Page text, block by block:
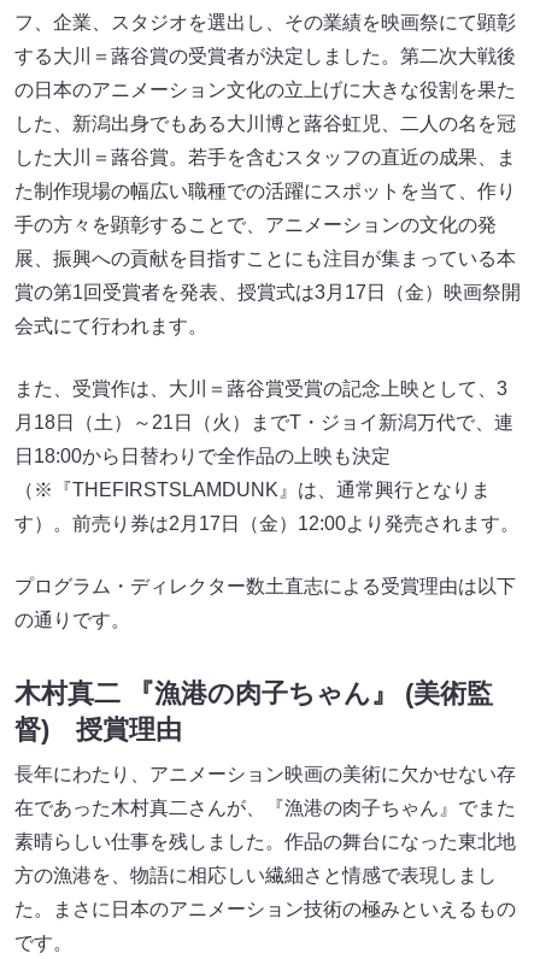
フ、企業、スタジオを選出し、その業績を映画祭にて顕彰
する大川＝蕗谷賞の受賞者が決定しました。第二次大戦後
の日本のアニメーション文化の立上げに大きな役割を果た
した、新潟出身でもある大川博と蕗谷虹児、二人の名を冠
した大川＝蕗谷賞。若手を含むスタッフの直近の成果、ま
た制作現場の幅広い職種での活躍にスポットを当て、作り
手の方々を顕彰することで、アニメーションの文化の発
展、振興への貢献を目指すことにも注目が集まっている本
賞の第1回受賞者を発表、授賞式は3月17日（金）映画祭開
会式にて行われます。
また、受賞作は、大川＝蕗谷賞受賞の記念上映として、3
月18日（土）～21日（火）までT・ジョイ新潟万代で、連
日18:00から日替わりで全作品の上映も決定
（※『THEFIRSTSLAMDUNK』は、通常興行となりま
す）。前売り券は2月17日（金）12:00より発売されます。
プログラム・ディレクター数土直志による受賞理由は以下
の通りです。
木村真二 『漁港の肉子ちゃん』 (美術監
督) 授賞理由
長年にわたり、アニメーション映画の美術に欠かせない存
在であった木村真二さんが、『漁港の肉子ちゃん』でまた
素晴らしい仕事を残しました。作品の舞台になった東北地
方の漁港を、物語に相応しい繊細さと情感で表現しまし
た。まさに日本のアニメーション技術の極みといえるもの
です。